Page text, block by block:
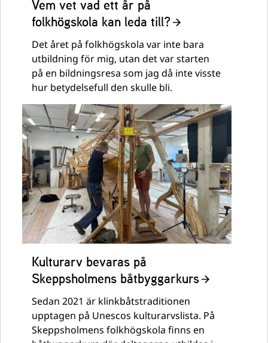
Vem vet vad ett år på
folkhögskola kan leda till?
Det året på folkhögskola var inte bara
utbildning för mig, utan det var starten
på en bildningsresa som jag då inte visste
hur betydelsefull den skulle bli.
Kulturarv bevaras på
Skeppsholmens båtbyggarkurs
Sedan 2021 är klinkbåtstraditionen
upptagen på Unescos kulturarvslista. På
Skeppsholmens folkhögskola finns en